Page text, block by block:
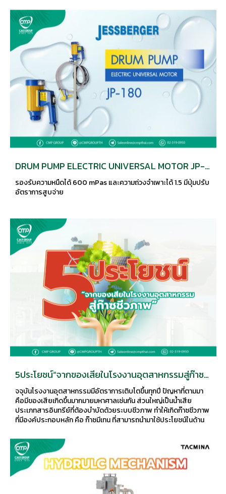
DRUM PUMP ELECTRIC UNIVERSAL MOTOR JP-
180
รองรับความหนืดได้ 600 mPas และความถ่วงจำเพาะได้ 1.5 มีปุ่มปรับ
อัตราการสูบจ่าย
5ประโยชน์“จากของเสียในโรงงานอุตสาหกรรมสู่ก๊าซ
ชีวภาพ”
จจุบันโรงงานอุตสาหกรรมมีอัตราการเติบโตขึ้นทุกปี ปัญหาที่ตามมา
คือมีของเสียเกิดขึ้นมากมายมหาศาลเช่นกัน ส่วนใหญ่เป็นน้ำเสีย
ประเภทสารอินทรีย์ที่ต้องบำบัดด้วยระบบชีวภาพ ทำให้เกิดก๊าซชีวภาพ
ที่มีองค์ประกอบหลัก คือ ก๊าซมีเทน ที่สามารถนำมาใช้ประโยชน์ในด้าน